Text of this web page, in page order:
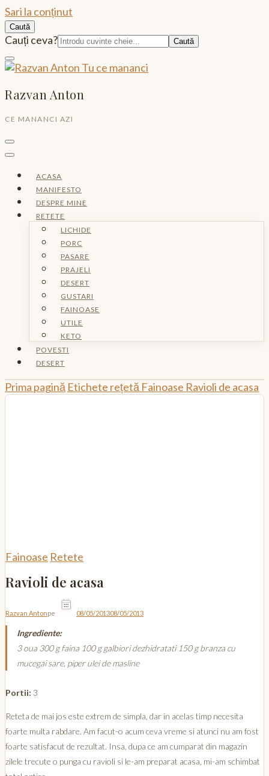
Sari la conținut
Caută
Caută:
Cauți ceva?
Razvan Anton
CE MANANCI AZI
ACASA
MANIFESTO
DESPRE MINE
RETETE
LICHIDE
PORC
PASARE
PRAJELI
DESERT
GUSTARI
FAINOASE
UTILE
KETO
POVESTI
DESERT
Prima pagină Etichete rețetă Fainoase Ravioli de acasa
Fainoase Retete
Ravioli de acasa
Razvan Antonpe 08/05/201308/05/2013
Ingrediente:
3 oua 300 g faina 100 g galbiori dezhidratati 150 g branza cu
mucegai sare, piper ulei de masline
Portii: 3
Reteta de mai jos este extrem de simpla, dar in acelas timp necesita
foarte multa rabdare. Am facut-o acum ceva vreme si atunci nu am fost
foarte satisfacut de rezultat. Insa, dupa ce am cumparat din magazin
zilele trecute o punga cu ravioli si le-am preparat acasa, mi-am schimbat